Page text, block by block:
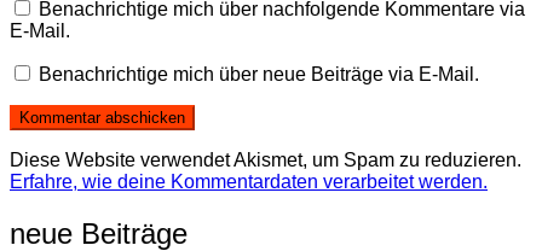
Benachrichtige mich über nachfolgende Kommentare via
E-Mail.
Benachrichtige mich über neue Beiträge via E-Mail.
Diese Website verwendet Akismet, um Spam zu reduzieren.
Erfahre, wie deine Kommentardaten verarbeitet werden.
neue Beiträge